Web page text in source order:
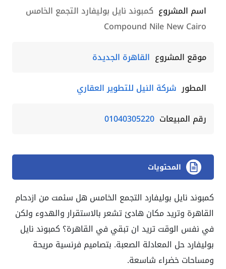
اسم المشروع كمبوند نايل بوليفارد التجمع الخامس
Compound Nile New Cairo
موقع المشروع القاهرة الجديدة
المطور شركة النيل للتطوير العقاري
رقم المبيعات 01040305220
المحتويات
كمبوند نايل بوليفارد التجمع الخامس هل سئمت من ازدحام
القاهرة وتريد مكان هادئ تشعر بالاستقرار والهدوء ولكن
في نفس الوقت تريد ان تبقي في القاهرة؟ كمبوند نايل
بوليفارد حل المعادلة الصعبة. بتصاميم فرنسية مريحة
ومساحات خضراء شاسعة.